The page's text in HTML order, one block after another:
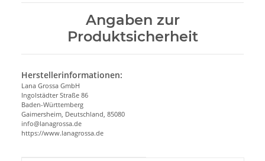
Angaben zur
Produktsicherheit
Herstellerinformationen:
Lana Grossa GmbH
Ingolstädter Straße 86
Baden-Württemberg
Gaimersheim, Deutschland, 85080
info@lanagrossa.de
https://www.lanagrossa.de